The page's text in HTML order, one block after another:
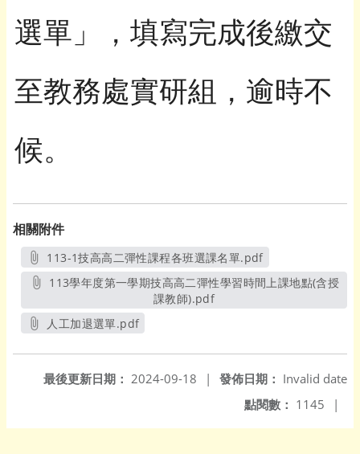
選單」，填寫完成後繳交
至教務處實研組，逾時不
候。
相關附件
113-1技高高二彈性課程各班選課名單.pdf
另開新視窗
課教師).pdf另開新視窗
人工加退選單.pdf
發佈日期： Invalid date
最後更新日期： 2024-09-18
|
點閱數： 1145 |